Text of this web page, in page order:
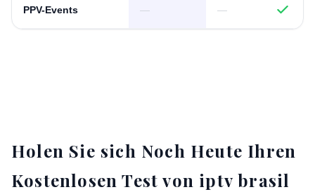
PPV-Events — —
Holen Sie sich Noch Heute Ihren
Kostenlosen Test von iptv brasil